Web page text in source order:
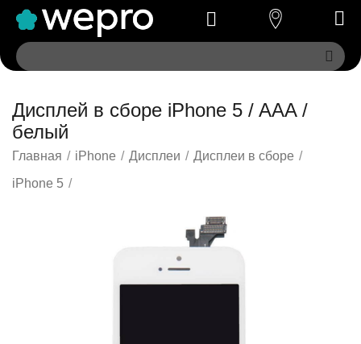
Дисплей в сборе iPhone 5 / AAA /
белый
Главная / iPhone / Дисплеи / Дисплеи в сборе /
iPhone 5 /